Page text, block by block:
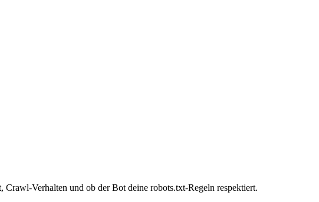
Verhalten und ob der Bot deine robots.txt-Regeln respektiert.